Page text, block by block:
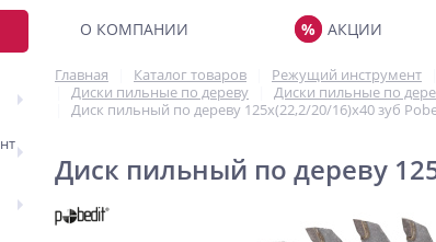
О КОМПАНИИ АКЦИИ
Главная Каталог товаров Режущий инструмент
Диски пильные по дереву
Диски пильные по
Диск пильный по дереву 125х(22,2/20/16)х40 зуб
Диск пильный по дереву